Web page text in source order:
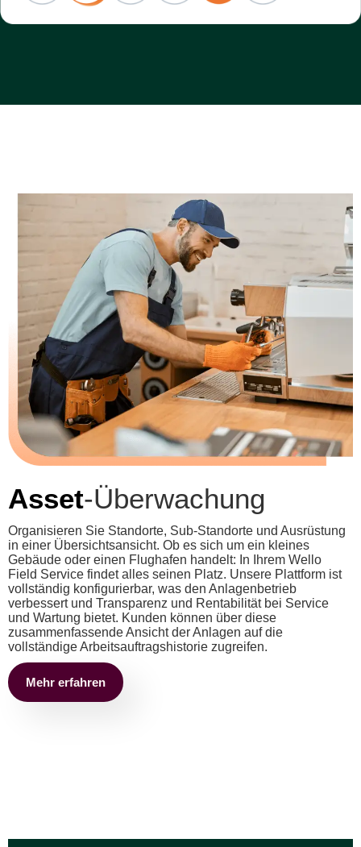
Asset-Überwachung
Organisieren Sie Standorte, Sub-Standorte und Ausrüstung
in einer Übersichtsansicht. Ob es sich um ein kleines
Gebäude oder einen Flughafen handelt: In Ihrem Wello
Field Service findet alles seinen Platz. Unsere Plattform ist
vollständig konfigurierbar, was den Anlagenbetrieb
verbessert und Transparenz und Rentabilität bei Service
und Wartung bietet. Kunden können über diese
zusammenfassende Ansicht der Anlagen auf die
vollständige Arbeitsauftragshistorie zugreifen.
Mehr erfahren